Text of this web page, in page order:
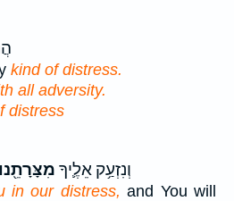
kind of distress.
all adversity.
distress
וְנִזְעַ֥ק אֵלֶ֛יךָ
in our distress, and You will